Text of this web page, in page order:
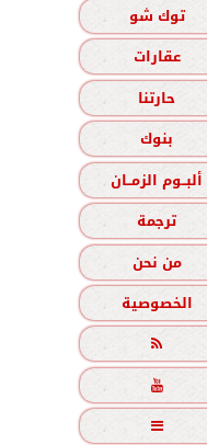
توك شو
عقارات
حارتنا
بنوك
ألبــوم الزمــان
ترجمة
من نحن
الخصوصية


